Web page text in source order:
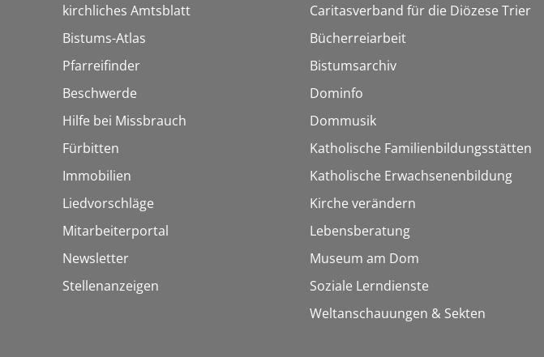
kirchliches Amtsblatt
Bistums-Atlas
Pfarreifinder
Beschwerde
Hilfe bei Missbrauch
Fürbitten
Immobilien
Liedvorschläge
Mitarbeiterportal
Newsletter
Stellenanzeigen
Caritasverband für die Diözese Trier
Bücherreiarbeit
Bistumsarchiv
Dominfo
Dommusik
Katholische Familienbildungsstätten
Katholische Erwachsenenbildung
Kirche verändern
Lebensberatung
Museum am Dom
Soziale Lerndienste
Weltanschauungen & Sekten